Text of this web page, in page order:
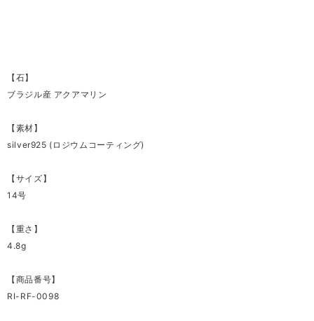
【石】
ブラジル産 アクアマリン
【素材】
silver925 (ロジウムコーティング)
【サイズ】
14号
【重さ】
4.8g
【商品番号】
RI-RF-0098